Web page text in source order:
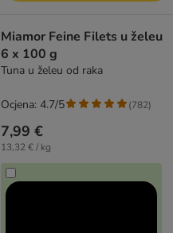
Miamor Feine Filets u želeu
6 x 100 g
Tuna u želeu od raka
7,99 €
13,32 € / kg
Ocjena: 4.7/5 (782)